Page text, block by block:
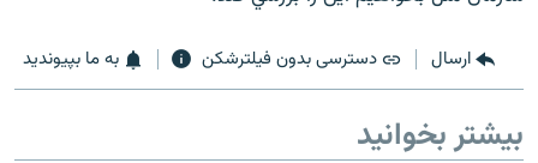
ارسال دسترسی بدون فیلترشکن به ما بپیوندید
بیشتر بخوانید